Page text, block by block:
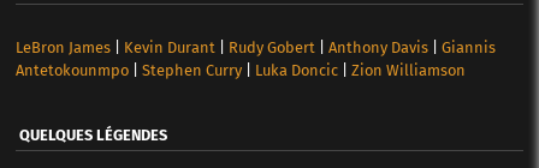
LeBron James| Kevin Durant Rudy Gobert Anthony Davis| Giannis
Antetokounmpo| Stephen Curry| Luka Doncic| Zion Williamson
QUELQUES LÉGENDES